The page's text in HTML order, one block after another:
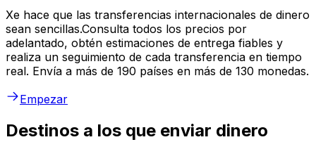
Xe hace que las transferencias internacionales de dinero
sean sencillas.Consulta todos los precios por
adelantado, obtén estimaciones de entrega fiables y
realiza un seguimiento de cada transferencia en tiempo
real. Envía a más de 190 países en más de 130 monedas.
Empezar
Destinos a los que enviar dinero